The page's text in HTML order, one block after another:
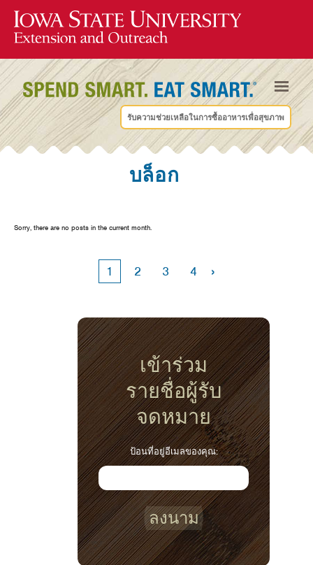
รับความช่วยเหลือในการซื้ออาหารเพื่อสุขภาพ
บล็อก
Sorry, there are no posts in the current month.
1 2 3 4 ›
เข้าร่วม
รายชื่อผู้รับ
จดหมาย
ป้อนที่อยู่อีเมลของคุณ:
ลงนาม